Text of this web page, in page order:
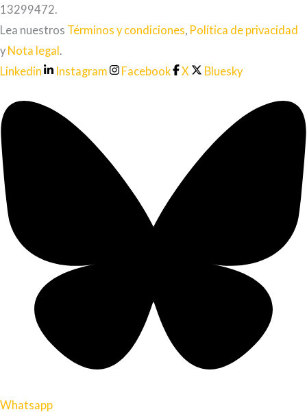
13299472.
Lea nuestros Términos y condiciones, Política de privacidad
y Nota legal.
Linkedin
Instagram Facebook X Bluesky
Whatsapp